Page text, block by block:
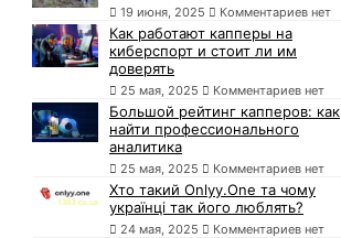
19 июня, 2025 Комментариев нет
Как работают капперы на
киберспорт и стоит ли им
доверять
25 мая, 2025 Комментариев нет
Большой рейтинг капперов: как
найти профессионального
аналитика
25 мая, 2025 Комментариев нет
Хто такий Onlyy.One та чому
українці так його люблять?
24 мая, 2025 Комментариев нет